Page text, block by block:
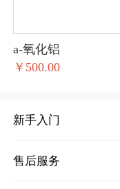
a-氧化铝
￥500.00
新手入门
售后服务